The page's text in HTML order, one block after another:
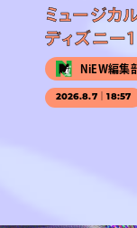
ミュージカル
ディズニー
NiEW編集
2026.8.7｜18:57